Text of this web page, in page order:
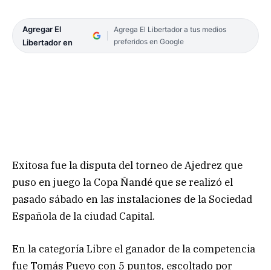
Agregar El
Libertador en
Agrega El Libertador a tus medios
preferidos en Google
Exitosa fue la disputa del torneo de Ajedrez que
puso en juego la Copa Ñandé que se realizó el
pasado sábado en las instalaciones de la Sociedad
Española de la ciudad Capital.
En la categoría Libre el ganador de la competencia
fue Tomás Pueyo con 5 puntos, escoltado por